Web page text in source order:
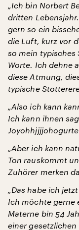
„Ich bin Norbert
dritten
gern so ein
die Luft, kurz vor
so mein typisches
Worte. Ich dehne
diese Atmung,
typische
„Also ich kann
Ich kann ihnen
„Aber ich kann
Ton rauskommt
Zuhörer merken
„Das habe ich
Ich möchte gerne
Materne bin 54
einer gesetzlichen